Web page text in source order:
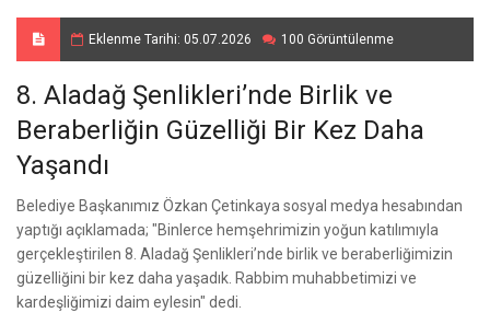
Eklenme Tarihi: 05.07.2026 100 Görüntülenme
8. Aladağ Şenlikleri’nde Birlik ve
Beraberliğin Güzelliği Bir Kez Daha
Yaşandı
Belediye Başkanımız Özkan Çetinkaya sosyal medya hesabından
yaptığı açıklamada; "Binlerce hemşehrimizin yoğun katılımıyla
gerçekleştirilen 8. Aladağ Şenlikleri’nde birlik ve beraberliğimizin
güzelliğini bir kez daha yaşadık. Rabbim muhabbetimizi ve
kardeşliğimizi daim eylesin" dedi.